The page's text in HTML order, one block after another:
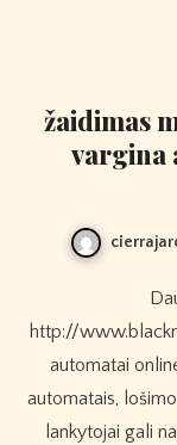
žaidimas
vargina
Daugiau informacijos rasite čia
http://
automatai
automatais,
lankytojai gali